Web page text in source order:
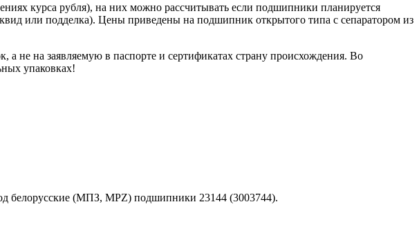
курса рубля), на них можно рассчитывать если подшипники планируется
или подделка). Цены приведены на подшипник открытого типа с сепаратором из
а не на заявляемую в паспорте и сертификатах страну происхождения. Во
упаковках!
белорусские (МПЗ, MPZ) подшипники 23144 (3003744).